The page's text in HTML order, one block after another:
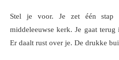
Stel je voor. Je zet één stap
middeleeuwse kerk. Je gaat
Er daalt rust over je. De drukke